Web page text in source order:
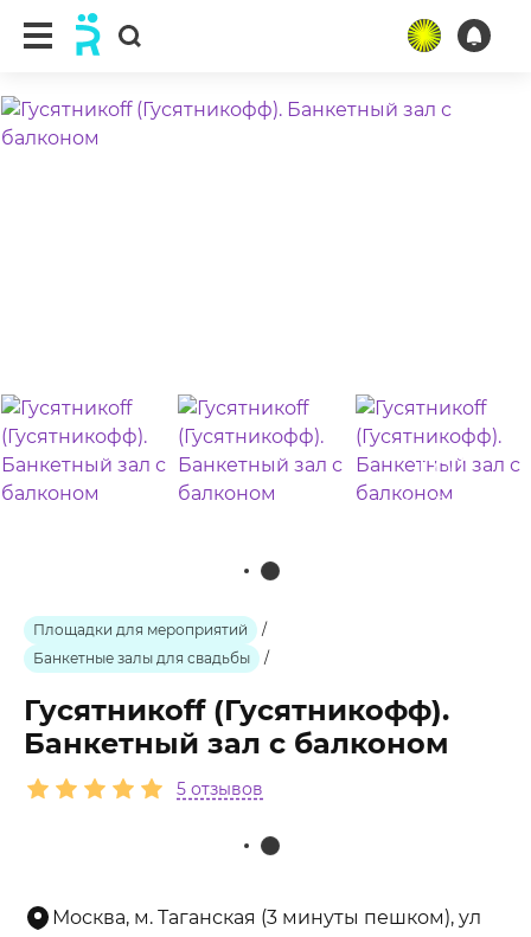
ещё 5 фото
Площадки для мероприятий
/
Банкетные залы для свадьбы
/
Гусятникоff (Гусятникофф).
Банкетный зал с балконом
5 отзывов
Москва, м. Таганская (3 минуты пешком), ул